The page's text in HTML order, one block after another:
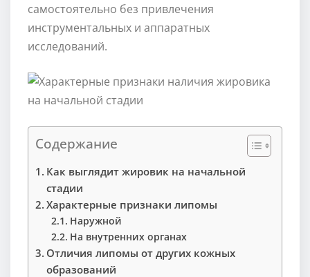
самостоятельно без привлечения
инструментальных и аппаратных
исследований.
Содержание
Как выглядит жировик на начальной
стадии
Характерные признаки липомы
Наружной
На внутренних органах
Отличия липомы от других кожных
образований